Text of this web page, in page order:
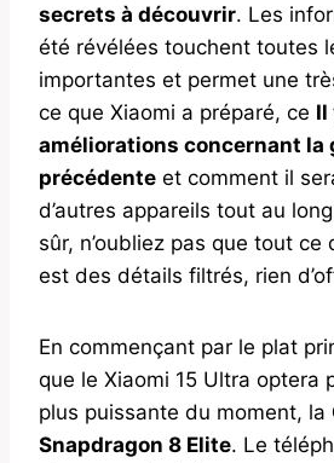
secrets à découvrir. Les
été révélées touchent toutes
importantes et permet une
ce que Xiaomi a préparé, ce Il
améliorations concernant la
précédente et comment il
d’autres appareils tout au
sûr, n’oubliez pas que tout ce
est des détails filtrés, rien
En commençant par le plat
que le Xiaomi 15 Ultra optera
plus puissante du moment, la
Snapdragon 8 Elite. Le